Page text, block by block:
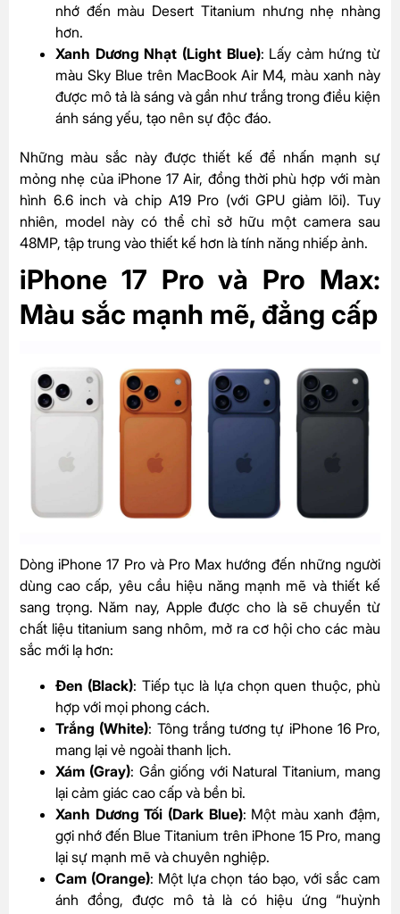
nhớ đến màu Desert Titanium nhưng nhẹ nhàng
hơn.
Xanh Dương Nhạt (Light Blue): Lấy cảm hứng từ
màu Sky Blue trên MacBook Air M4, màu xanh này
được mô tả là sáng và gần như trắng trong điều kiện
ánh sáng yếu, tạo nên sự độc đáo.
Những màu sắc này được thiết kế để nhấn mạnh sự
mỏng nhẹ của iPhone 17 Air, đồng thời phù hợp với màn
hình 6.6 inch và chip A19 Pro (với GPU giảm lõi). Tuy
nhiên, model này có thể chỉ sở hữu một camera sau
48MP, tập trung vào thiết kế hơn là tính năng nhiếp ảnh.
iPhone 17 Pro và Pro Max:
Màu sắc mạnh mẽ, đẳng cấp
Dòng iPhone 17 Pro và Pro Max hướng đến những người
dùng cao cấp, yêu cầu hiệu năng mạnh mẽ và thiết kế
sang trọng. Năm nay, Apple được cho là sẽ chuyển từ
chất liệu titanium sang nhôm, mở ra cơ hội cho các màu
sắc mới lạ hơn:
Đen (Black): Tiếp tục là lựa chọn quen thuộc, phù
hợp với mọi phong cách.
Trắng (White): Tông trắng tương tự iPhone 16 Pro,
mang lại vẻ ngoài thanh lịch.
Xám (Gray): Gần giống với Natural Titanium, mang
lại cảm giác cao cấp và bền bỉ.
Xanh Dương Tối (Dark Blue): Một màu xanh đậm,
gợi nhớ đến Blue Titanium trên iPhone 15 Pro, mang
lại sự mạnh mẽ và chuyên nghiệp.
Cam (Orange): Một lựa chọn táo bạo, với sắc cam
ánh đồng, được mô tả là có hiệu ứng “huỳnh